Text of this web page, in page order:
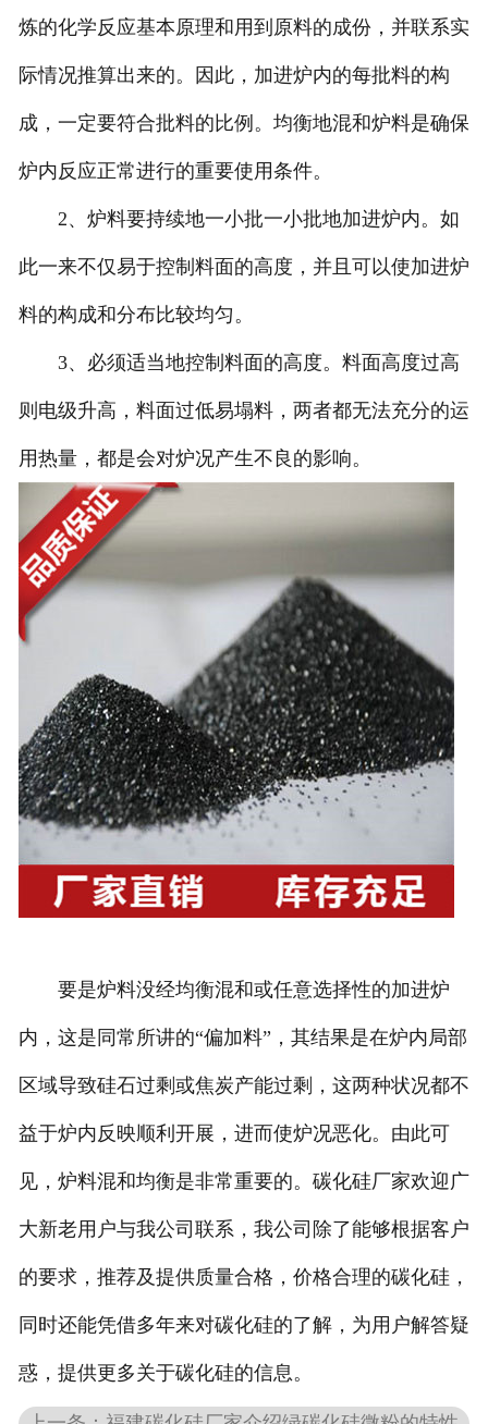
炼的化学反应基本原理和用到原料的成份，并联系实
际情况推算出来的。因此，加进炉内的每批料的构
成，一定要符合批料的比例。均衡地混和炉料是确保
炉内反应正常进行的重要使用条件。
2、炉料要持续地一小批一小批地加进炉内。如
此一来不仅易于控制料面的高度，并且可以使加进炉
料的构成和分布比较均匀。
3、必须适当地控制料面的高度。料面高度过高
则电级升高，料面过低易塌料，两者都无法充分的运
用热量，都是会对炉况产生不良的影响。
要是炉料没经均衡混和或任意选择性的加进炉
内，这是同常所讲的“偏加料”，其结果是在炉内局部
区域导致硅石过剩或焦炭产能过剩，这两种状况都不
益于炉内反映顺利开展，进而使炉况恶化。由此可
见，炉料混和均衡是非常重要的。碳化硅厂家欢迎广
大新老用户与我公司联系，我公司除了能够根据客户
的要求，推荐及提供质量合格，价格合理的碳化硅，
同时还能凭借多年来对碳化硅的了解，为用户解答疑
惑，提供更多关于碳化硅的信息。